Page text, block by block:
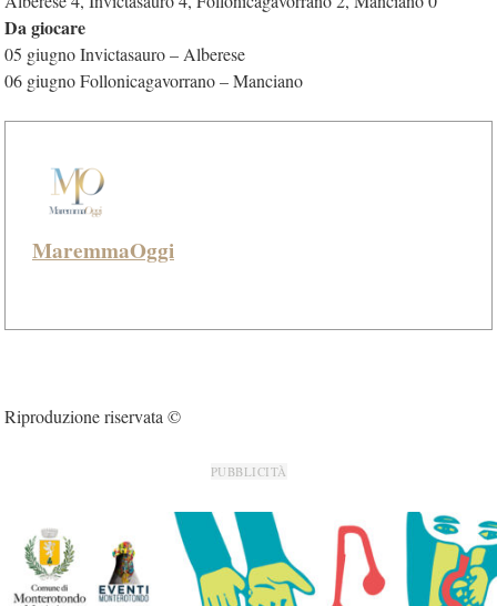
Da giocare
05 giugno Invictasauro – Alberese
06 giugno Follonicagavorrano – Manciano
MaremmaOggi
Riproduzione riservata ©
PUBBLICITÀ